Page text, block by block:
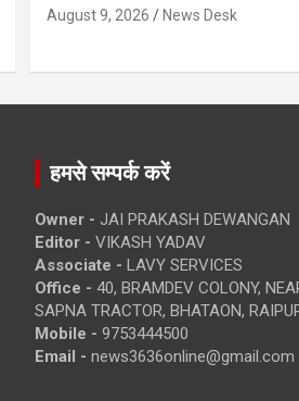
August 9, 2026 News Desk
हमसे सम्पर्क करें
Owner - JAI PRAKASH DEWANGAN
Editor - VIKASH YADAV
Associate - LAVY SERVICES
Office - 40, BRAMDEV COLONY,
SAPNA TRACTOR, BHATAON,
Mobile - 9753444500
Email - news3636online@gmail.com